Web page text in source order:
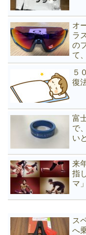
オ
ラ
の
て
５
復
富
で
い
来
指
マ
ス
へ